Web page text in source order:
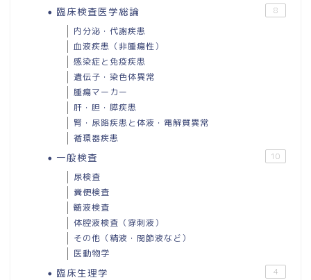
臨床検査医学総論 8
内分泌・代謝疾患
血液疾患（非腫瘍性）
感染症と免疫疾患
遺伝子・染色体異常
腫瘍マーカー
肝・胆・膵疾患
腎・尿路疾患と体液・電解質異常
循環器疾患
一般検査 10
尿検査
糞便検査
髄液検査
体腔液検査（穿刺液）
その他（精液・関節液など）
医動物学
臨床生理学 4